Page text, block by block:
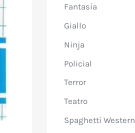
Fantasía
Giallo
Ninja
Policial
Terror
Teatro
Spaghetti Western